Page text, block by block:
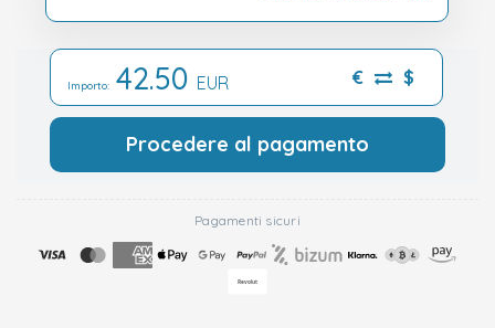
Importo: 42.50 EUR € $
Procedere al pagamento
Pagamenti sicuri